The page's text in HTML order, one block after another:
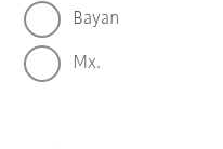
Bayan
Mx.